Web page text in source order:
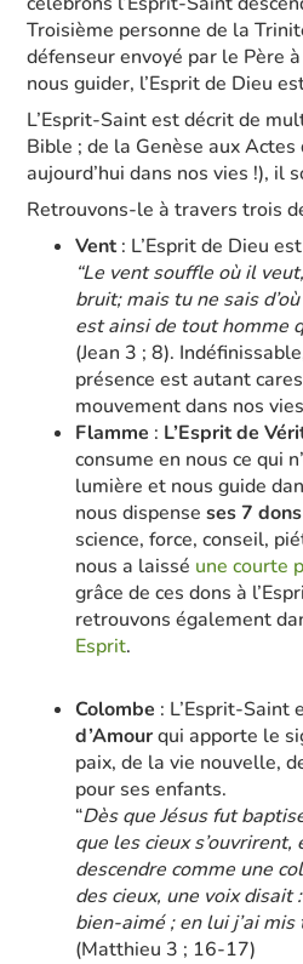
Troisième personne de la
défenseur envoyé par le Père
nous guider, l’Esprit de Dieu
L’Esprit-Saint est décrit de
Bible ; de la Genèse aux Actes
aujourd’hui dans nos vies !), il
Retrouvons-le à travers trois
Vent: L’Esprit de Dieu
“Le vent souffle où il
bruit; mais tu ne sais
est ainsi de tout homme
(Jean 3 ; 8).
présence est autant
mouvement dans nos
Flamme : L’Esprit de
consume en nous ce qui
lumière et nous guide
nous dispenseses 7 dons
science, force, conseil,
nous a laissé une courte
grâce de ces dons à
retrouvons également
Esprit.
Colombe : L’Esprit-Saint
d’Amourqui apporte le
paix, de la vie nouvelle,
pour ses enfants.
“Dès que Jésus fut
que les cieux
descendre comme une
des cieux, une voix disait
bien-aimé ; en lui j’ai mis
(Matthieu 3 ; 16-17)